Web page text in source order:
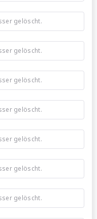
gelöscht.
gelöscht.
gelöscht.
gelöscht.
gelöscht.
gelöscht.
gelöscht.